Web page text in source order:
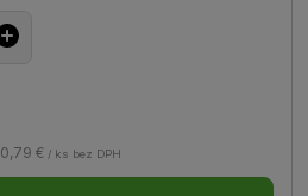
0,79 € / ks bez DPH